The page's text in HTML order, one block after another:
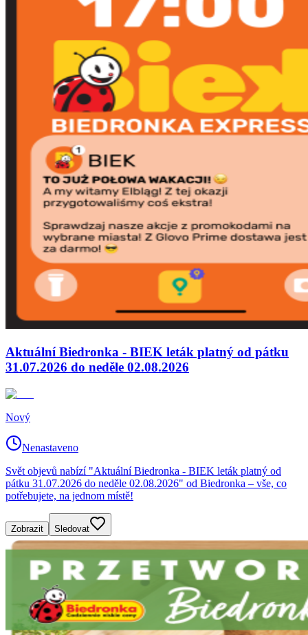
Aktuální Biedronka - BIEK leták platný od pátku
31.07.2026 do neděle 02.08.2026
Nový
Nenastaveno
Svět objevů nabízí "Aktuální Biedronka - BIEK leták platný od
pátku 31.07.2026 do neděle 02.08.2026" od Biedronka – vše, co
potřebujete, na jednom místě!
Zobrazit Sledovat